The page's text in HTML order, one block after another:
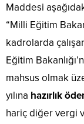
Maddesi
“Milli Eğitim
kadrolarda
Eğitim
mahsus olmak
yılına hazırlık
hariç diğer vergi